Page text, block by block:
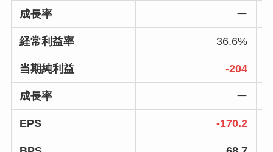
成長率 ー
経常利益率 36.6%
当期純利益 -204
成長率 ー
EPS -170.2